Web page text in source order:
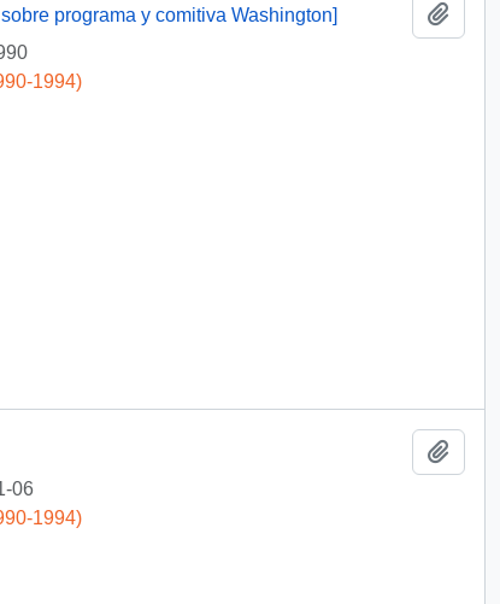
programa y comitiva Washington]
1994)
06
1994)